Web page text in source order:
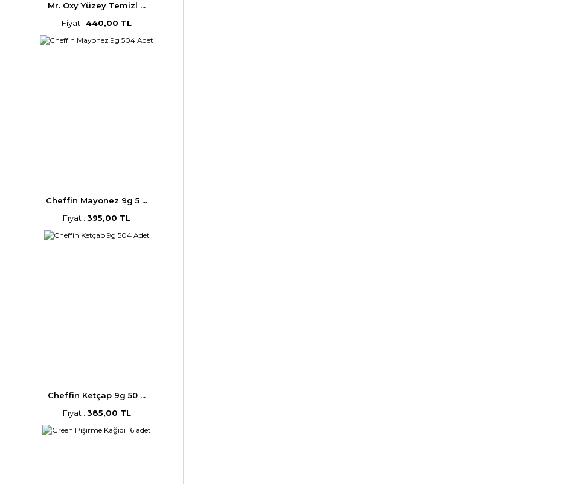
Mr. Oxy Yüzey Temizl ...
Fiyat : 440,00 TL
Cheffin Mayonez 9g 5 ...
Fiyat : 395,00 TL
Cheffin Ketçap 9g 50 ...
Fiyat : 385,00 TL